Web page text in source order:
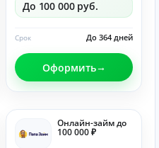
До 100 000 руб.
До 364 дней
Срок
Оформить
Онлайн-займ до
100 000 ₽